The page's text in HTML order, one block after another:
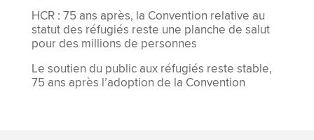
HCR : 75 ans après, la Convention relative au
statut des réfugiés reste une planche de salut
pour des millions de personnes
Le soutien du public aux réfugiés reste stable,
75 ans après l’adoption de la Convention